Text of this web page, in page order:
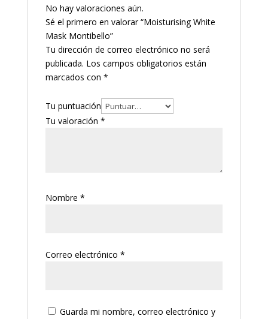
No hay valoraciones aún.
Sé el primero en valorar “Moisturising White
Mask Montibello”
Tu dirección de correo electrónico no será
publicada. Los campos obligatorios están
marcados con *
Tu puntuación
Tu valoración *
Nombre *
Correo electrónico *
Guarda mi nombre, correo electrónico y